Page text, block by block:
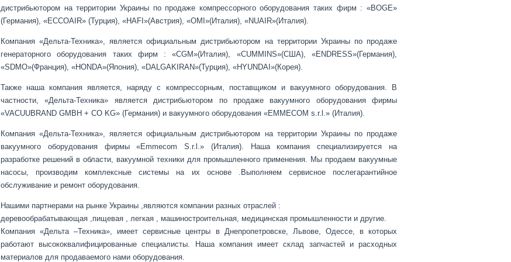
дистрибьютором на территории Украины по продаже компрессорного оборудования таких фирм : «BOGE»
(Германия), «ECCOAIR» (Турция), «HAFI»(Австрия), «OMI»(Италия), «NUAIR»(Италия).
Компания «Дельта-Техника», является официальным дистрибьютором на территории Украины по продаже
генераторного оборудования таких фирм : «CGM»(Италия), «CUMMINS»(США), «ENDRESS»(Германия),
«SDMO»(Франция), «HONDA»(Япония), «DALGAKIRAN»(Турция), «HYUNDAI»(Корея).
Также наша компания является, наряду с компрессорным, поставщиком и вакуумного оборудования. В
частности, «Дельта-Техника» является дистрибьютором по продаже вакуумного оборудования фирмы
«VACUUBRAND GMBH + CO KG» (Германия) и вакуумного оборудования «EMMECOM s.r.l.» (Италия).
Компания «Дельта-Техника», является официальным дистрибьютором на территории Украины по продаже
вакуумного оборудования фирмы «Emmecom S.r.l.» (Италия). Наша компания специализируется на
разработке решений в области, вакуумной техники для промышленного применения. Мы продаем вакуумные
насосы, производим комплексные системы на их основе .Выполняем сервисное послегарантийное
обслуживание и ремонт оборудования.
Нашими партнерами на рынке Украины ,являются компании разных отраслей :
деревообрабатывающая ,пищевая , легкая , машиностроительная, медицинская промышленности и другие.
Компания «Дельта –Техника», имеет сервисные центры в Днепропетровске, Львове, Одессе, в которых
работают высококвалифицированные специалисты. Наша компания имеет склад запчастей и расходных
материалов для продаваемого нами оборудования.